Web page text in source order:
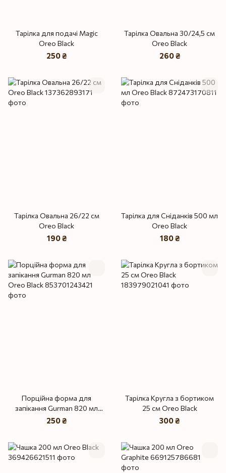
Тарілка для подачі Magic
Oreo Black
250 ₴
Тарілка Овальна 30/24,5 см
Oreo Black
260 ₴
Тарілка Овальна 26/22 см
Oreo Black
190 ₴
Тарілка для Сніданків 500 мл
Oreo Black
180 ₴
Порційна форма для
запікання Gurman 820 мл
Oreo Black
250 ₴
Тарілка Кругла з бортиком
25 см Oreo Black
300 ₴